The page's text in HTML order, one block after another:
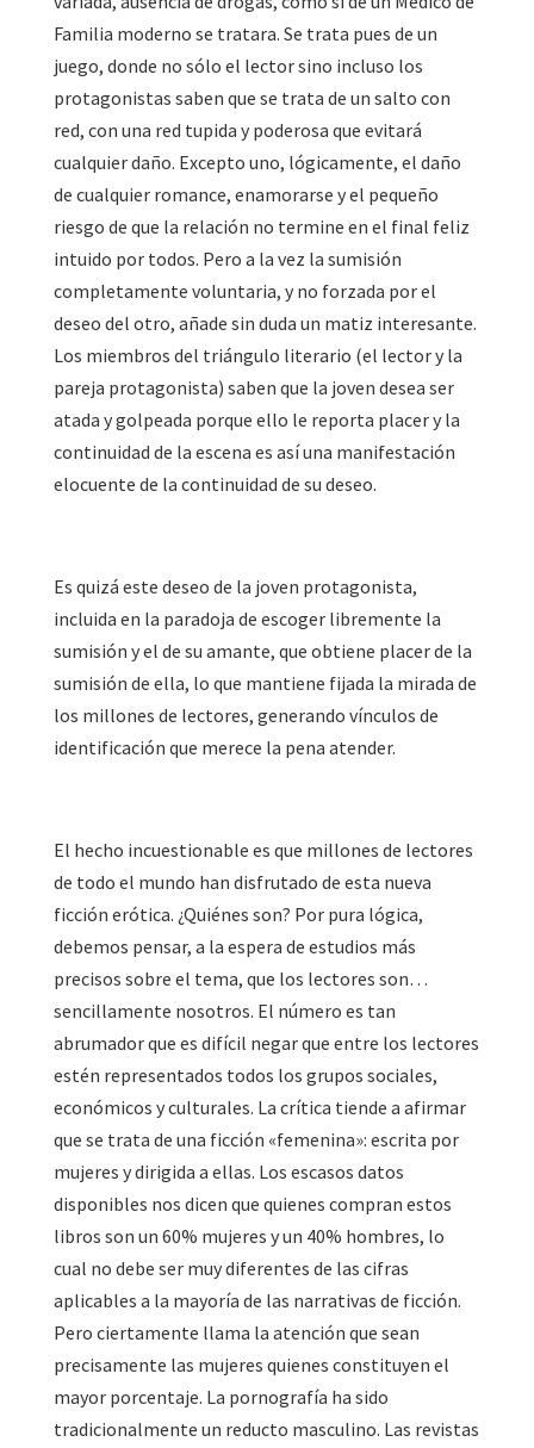
Familia moderno se tratara. Se trata pues de un
juego, donde no sólo el lector sino incluso los
protagonistas saben que se trata de un salto con
red, con una red tupida y poderosa que evitará
cualquier daño. Excepto uno, lógicamente, el daño
de cualquier romance, enamorarse y el pequeño
riesgo de que la relación no termine en el final feliz
intuido por todos. Pero a la vez la sumisión
completamente voluntaria, y no forzada por el
deseo del otro, añade sin duda un matiz interesante.
Los miembros del triángulo literario (el lector y la
pareja protagonista) saben que la joven desea ser
atada y golpeada porque ello le reporta placer y la
continuidad de la escena es así una manifestación
elocuente de la continuidad de su deseo.
Es quizá este deseo de la joven protagonista,
incluida en la paradoja de escoger libremente la
sumisión y el de su amante, que obtiene placer de la
sumisión de ella, lo que mantiene fijada la mirada de
los millones de lectores, generando vínculos de
identificación que merece la pena atender.
El hecho incuestionable es que millones de lectores
de todo el mundo han disfrutado de esta nueva
ficción erótica. ¿Quiénes son? Por pura lógica,
debemos pensar, a la espera de estudios más
precisos sobre el tema, que los lectores son…
sencillamente nosotros. El número es tan
abrumador que es difícil negar que entre los lectores
estén representados todos los grupos sociales,
económicos y culturales. La crítica tiende a afirmar
que se trata de una ficción «femenina»: escrita por
mujeres y dirigida a ellas. Los escasos datos
disponibles nos dicen que quienes compran estos
libros son un 60% mujeres y un 40% hombres, lo
cual no debe ser muy diferentes de las cifras
aplicables a la mayoría de las narrativas de ficción.
Pero ciertamente llama la atención que sean
precisamente las mujeres quienes constituyen el
mayor porcentaje. La pornografía ha sido
tradicionalmente un reducto masculino. Las revistas